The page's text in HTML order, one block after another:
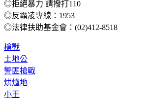
◎拒絕暴力 請撥打110
◎反霸凌專線：1953
◎法律扶助基金會：(02)412-8518
槍戰
土地公
警匪槍戰
烘爐地
小王